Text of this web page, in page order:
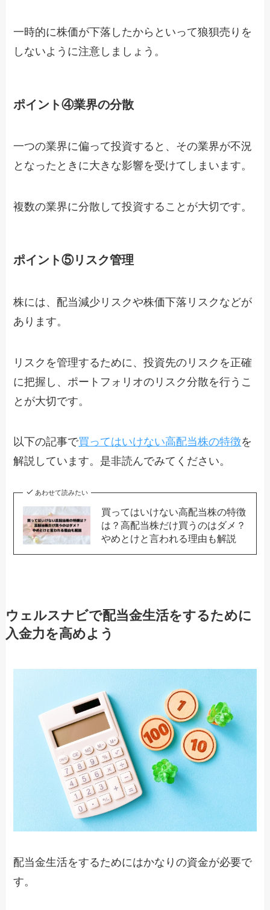
一時的に株価が下落したからといって狼狽売りを
しないように注意しましょう。
ポイント④業界の分散
一つの業界に偏って投資すると、その業界が不況
となったときに大きな影響を受けてしまいます。
複数の業界に分散して投資することが大切です。
ポイント⑤リスク管理
株には、配当減少リスクや株価下落リスクなどが
あります。
リスクを管理するために、投資先のリスクを正確
に把握し、ポートフォリオのリスク分散を行うこ
とが大切です。
以下の記事で買ってはいけない高配当株の特徴を
解説しています。是非読んでみてください。
あわせて読みたい
買ってはいけない高配当株の特徴
は？高配当株だけ買うのはダメ？
やめとけと言われる理由も解説
ウェルスナビで配当金生活をするために
入金力を高めよう
配当金生活をするためにはかなりの資金が必要で
す。